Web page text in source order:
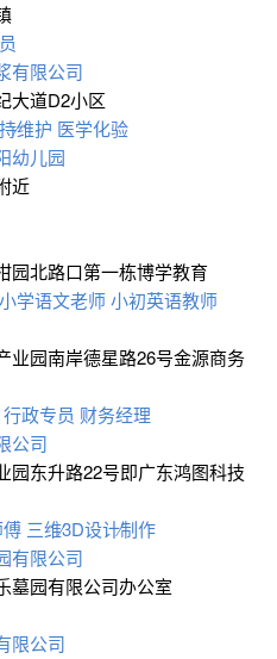
有限公司
大道D2小区
∕维护 医学化验
幼儿园
近
园北路口第一栋博学教育
学语文老师小初英语教师
业园南岸德星路26号金源商务
行政专员 财务经理
公司
园东升路22号即广东鸿图科技
三维∕3D设计∕制作
有限公司
墓园有限公司办公室
限公司